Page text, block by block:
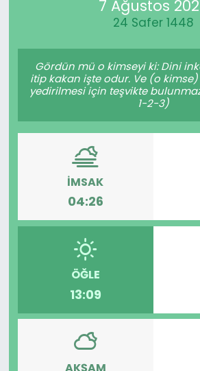
7 Ağustos
24 Safer 1448
Gördün mü o kimseyi ki: Dini
itip kakan işte odur. Ve (o
yedirilmesi için teşvikte
1-2-3)
İMSAK
04:26
ÖĞLE
13:09
AKŞAM